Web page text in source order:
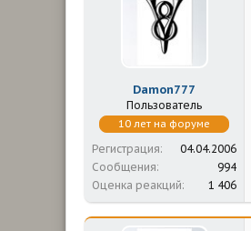
а
Damon777
Пользователь
10 лет на форуме
Регистрация
04.04.2006
Сообщения
994
Оценка реакций
1 406